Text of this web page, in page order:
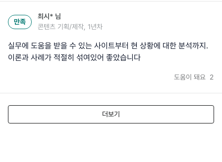
만족
최시* 님
콘텐츠 기획/제작, 1년차
실무에 도움을 받을 수 있는 사이트부터 현 상황에 대한 분석까지.
이론과 사례가 적절히 섞여있어 좋았습니다
도움이 돼요 2
더보기